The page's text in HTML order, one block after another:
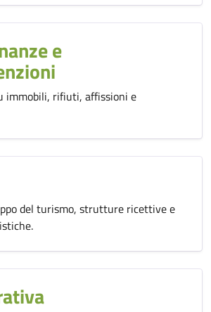
e
immobili, rifiuti, affissioni e
del turismo, strutture ricettive e